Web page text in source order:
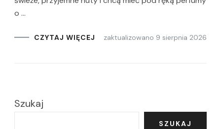
o …
CZYTAJ WIĘCEJ zaktualizowano 9 sierpnia 2026
Szukaj
SZUKAJ